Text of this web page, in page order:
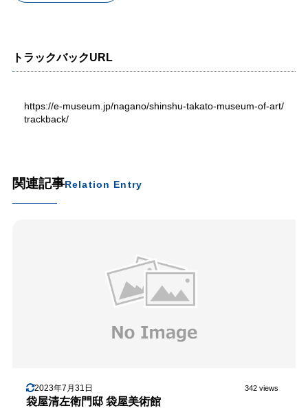
トラックバックURL
https://e-museum.jp/nagano/shinshu-takato-museum-of-art/
trackback/
関連記事Relation Entry
2023年7月31日 342 views
袋屋清左衛門邸 袋屋美術館